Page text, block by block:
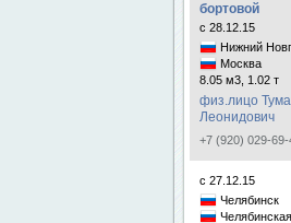
бортовой
с 28.12.15
Нижний
Москва
8.05 м3, 1.02 т
физ.лицо
Леонидович
+7 (920) 029-69-
с 27.12.15
Челябинск